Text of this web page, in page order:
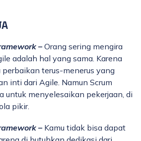
– Orang sering mengira
adalah hal yang sama. Karena
perbaikan terus-menerus yang
inti dari Agile. Namun Scrum
untuk menyelesaikan pekerjaan, di
pikir.
– Kamu tidak bisa dapat